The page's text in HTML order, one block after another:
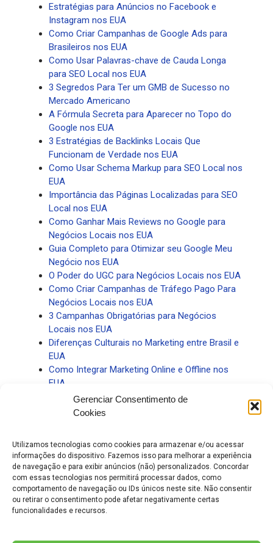
Gerenciar Consentimento de
Cookies
Utilizamos tecnologias como cookies para armazenar e/ou acessar
informações do dispositivo. Fazemos isso para melhorar a experiência
de navegação e para exibir anúncios (não) personalizados. Concordar
com essas tecnologias nos permitirá processar dados, como
comportamento de navegação ou IDs únicos neste site. Não consentir
ou retirar o consentimento pode afetar negativamente certas
funcionalidades e recursos.
Estratégias para Anúncios no Facebook e
Instagram nos EUA
Como Criar Campanhas de Google Ads para
Brasileiros nos EUA
Como Usar Palavras-chave de Cauda Longa
para SEO Local nos EUA
3 Segredos Para Ter um GMB de Sucesso no
Mercado Americano
A Fórmula Secreta para Aparecer no Topo do
Google nos EUA
3 Estratégias de Backlinks Locais Que
Funcionam de Verdade nos EUA
Como Usar Schema Markup para SEO Local nos
EUA
Importância das Páginas Localizadas para SEO
Local nos EUA
Como Ganhar Mais Reviews no Google para
Negócios Locais nos EUA
Guia Completo para Otimizar seu Google Meu
Negócio nos EUA
O Poder do UGC para Negócios Locais nos EUA
Como Criar Campanhas de Tráfego Pago Para
Negócios Locais nos EUA
3 Campanhas Obrigatórias para Negócios
Locais nos EUA
Diferenças Culturais no Marketing entre Brasil e
EUA
Como Integrar Marketing Online e Offline nos
EUA
Como Montar um Funil de Vendas para
Negócios Locais nos EUA
O Que é uma Agência de Marketing para
Brasileiros nos EUA